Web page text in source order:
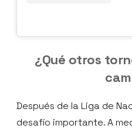
¿Qué otros
Después de la Liga de
desafío importante. A